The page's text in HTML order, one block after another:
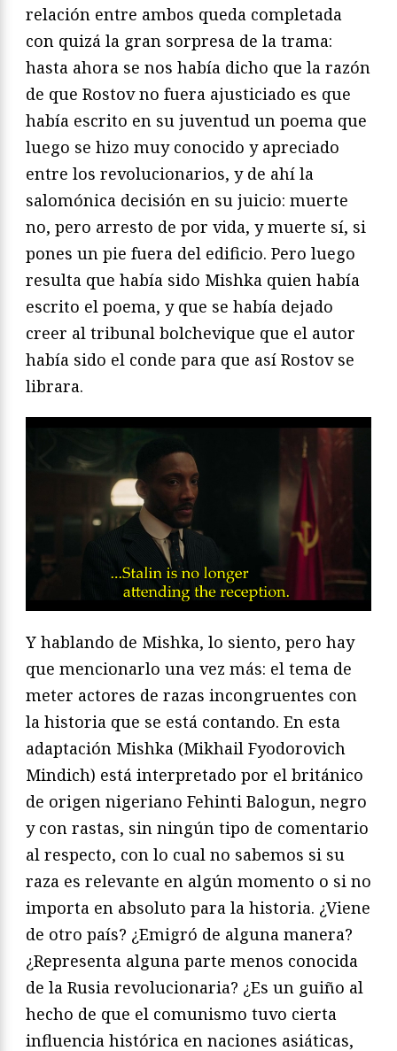
relación entre ambos queda completada
con quizá la gran sorpresa de la trama:
hasta ahora se nos había dicho que la razón
de que Rostov no fuera ajusticiado es que
había escrito en su juventud un poema que
luego se hizo muy conocido y apreciado
entre los revolucionarios, y de ahí la
salomónica decisión en su juicio: muerte
no, pero arresto de por vida, y muerte sí, si
pones un pie fuera del edificio. Pero luego
resulta que había sido Mishka quien había
escrito el poema, y que se había dejado
creer al tribunal bolchevique que el autor
había sido el conde para que así Rostov se
librara.
Y hablando de Mishka, lo siento, pero hay
que mencionarlo una vez más: el tema de
meter actores de razas incongruentes con
la historia que se está contando. En esta
adaptación Mishka (Mikhail Fyodorovich
Mindich) está interpretado por el británico
de origen nigeriano Fehinti Balogun, negro
y con rastas, sin ningún tipo de comentario
al respecto, con lo cual no sabemos si su
raza es relevante en algún momento o si no
importa en absoluto para la historia. ¿Viene
de otro país? ¿Emigró de alguna manera?
¿Representa alguna parte menos conocida
de la Rusia revolucionaria? ¿Es un guiño al
hecho de que el comunismo tuvo cierta
influencia histórica en naciones asiáticas,